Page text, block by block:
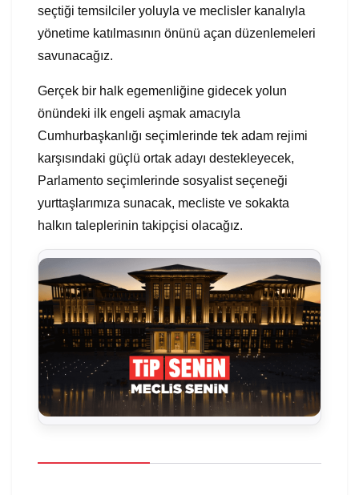
seçtiği temsilciler yoluyla ve meclisler kanalıyla
yönetime katılmasının önünü açan düzenlemeleri
savunacağız.
Gerçek bir halk egemenliğine gidecek yolun
önündeki ilk engeli aşmak amacıyla
Cumhurbaşkanlığı seçimlerinde tek adam rejimi
karşısındaki güçlü ortak adayı destekleyecek,
Parlamento seçimlerinde sosyalist seçeneği
yurttaşlarımıza sunacak, mecliste ve sokakta
halkın taleplerinin takipçisi olacağız.